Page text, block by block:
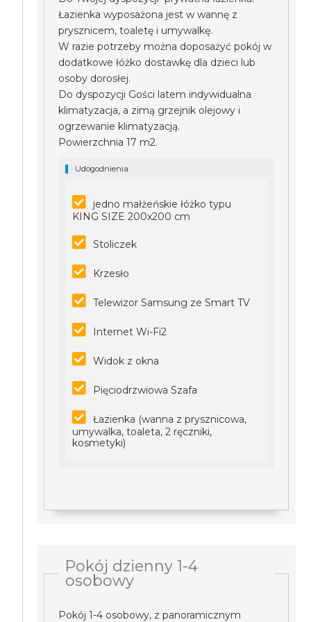
Łazienka wyposażona jest w wannę z
prysznicem, toaletę i umywalkę.
W razie potrzeby można doposażyć pokój w
dodatkowe łóżko dostawkę dla dzieci lub
osoby dorosłej.
Do dyspozycji Gości latem indywidualna
klimatyzacja, a zimą grzejnik olejowy i
ogrzewanie klimatyzacją.
Powierzchnia 17 m2.
Udogodnienia
jedno małżeńskie łóżko typu
KING SIZE 200x200 cm
Stoliczek
Krzesło
Telewizor Samsung ze Smart TV
Internet Wi-Fi2
Widok z okna
Pięciodrzwiowa Szafa
Łazienka (wanna z prysznicowa,
umywalka, toaleta, 2 ręczniki,
kosmetyki)
Pokój dzienny 1-4
osobowy
Pokój 1-4 osobowy, z panoramicznym